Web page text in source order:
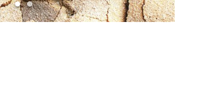
Gå till bild 1
Gå till bild 2